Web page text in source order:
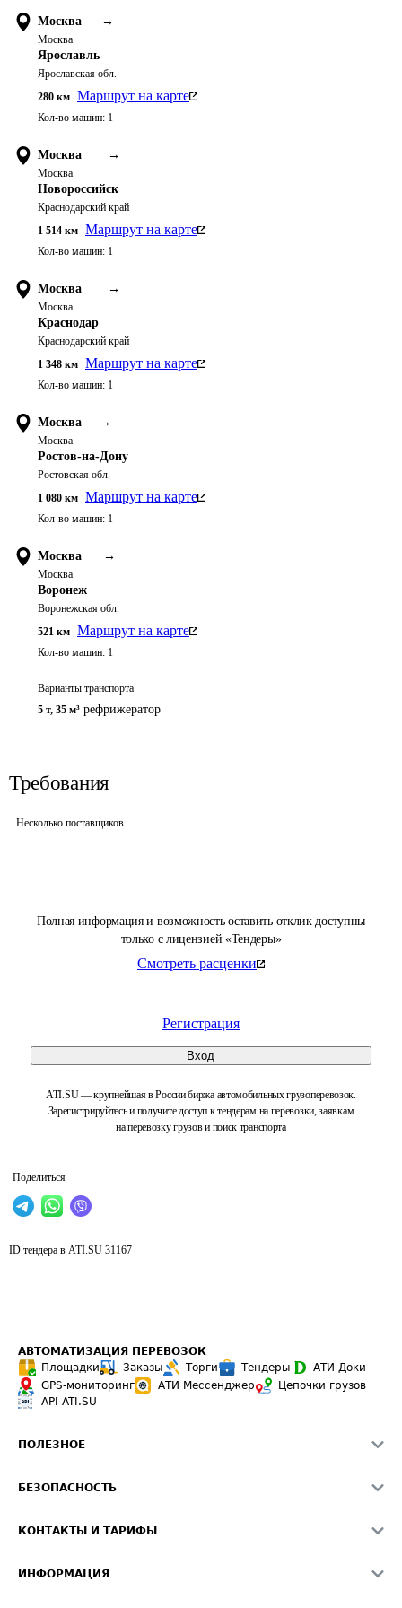
Полная информация и возможность оставить отклик доступны
только с лицензией «Тендеры»
Смотреть расценки
Регистрация
Вход
ATI.SU — крупнейшая в России биржа автомобильных грузоперевозок.
Зарегистрируйтесь и получите доступ к тендерам на перевозки, заявкам
на перевозку грузов и поиск транспорта
Поделиться
Москва →
Москва
Ярославль
Ярославская обл.
280 км Маршрут на карте
Кол-во машин: 1
Москва →
Москва
Новороссийск
Краснодарский край
1 514 км Маршрут на карте
Кол-во машин: 1
Москва →
Москва
Краснодар
Краснодарский край
1 348 км Маршрут на карте
Кол-во машин: 1
Москва →
Москва
Ростов-на-Дону
Ростовская обл.
1 080 км Маршрут на карте
Кол-во машин: 1
Москва →
Москва
Воронеж
Воронежская обл.
521 км Маршрут на карте
Кол-во машин: 1
Варианты транспорта
5 т, 35 м³ рефрижератор
Требования
Несколько поставщиков
ID тендера в ATI.SU 31167
АВТОМАТИЗАЦИЯ ПЕРЕВОЗОК
Площадки
Заказы Торги Тендеры
АТИ-Доки
GPS-мониторинг
АТИ Мессенджер
Цепочки грузов
API ATI.SU
ПОЛЕЗНОЕ
Звезды ATI.SU на вашем сайте
Средние ставки
БЕЗОПАСНОСТЬ
Светофор+
КОНТАКТЫ И ТАРИФЫ
ИНФОРМАЦИЯ